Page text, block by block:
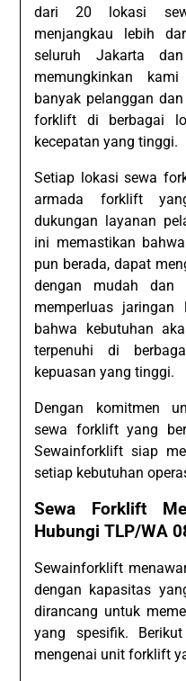
dari 20 lokasi
menjangkau lebih
seluruh Jakarta
memungkinkan
banyak pelanggan
forklift di berbagai
kecepatan yang tinggi.
Setiap lokasi sewa
armada forklift
dukungan layanan
ini memastikan
pun berada, dapat
dengan mudah dan
memperluas jaringan
bahwa kebutuhan
terpenuhi di
kepuasan yang tinggi.
Dengan komitmen
sewa forklift yang
Sewainforklift siap
setiap kebutuhan
Sewa Forklift
Hubungi TLP/WA
Sewainforklift
dengan kapasitas
dirancang untuk
yang spesifik.
mengenai unit forklift